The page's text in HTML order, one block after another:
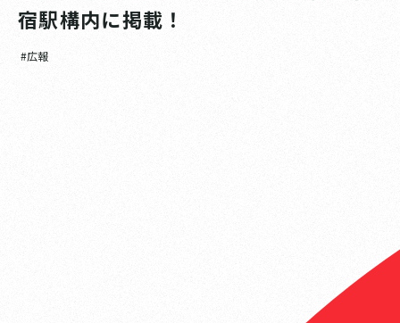
宿駅構内に掲載！
#広報